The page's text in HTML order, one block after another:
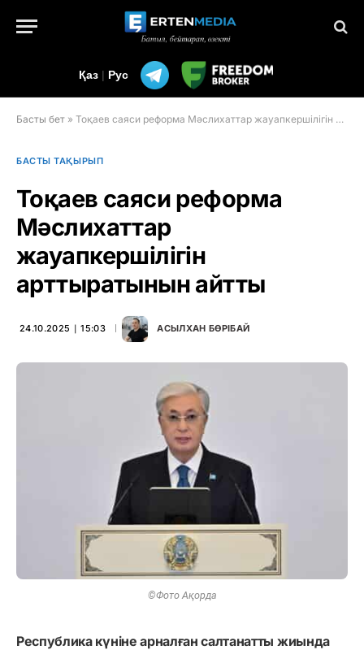
Қаз | Рус
Басты бет » Тоқаев саяси реформа Мәслихаттар жауапкершілігін арттыратынын айтты
БАСТЫ ТАҚЫРЫП
Тоқаев саяси реформа
Мәслихаттар
жауапкершілігін
арттыратынын айтты
24.10.2025 ∣ 15:03 АСЫЛХАН БӨРІБАЙ
©Фото Ақорда
Республика күніне арналған салтанатты жиында